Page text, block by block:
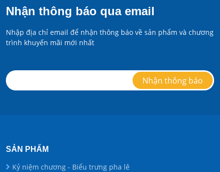
Nhận thông báo qua email
Nhập địa chỉ email để nhận thông báo về sản phẩm và chương
trình khuyến mãi mới nhất
SẢN PHẨM
Kỷ niệm chương - Biểu trưng pha lê